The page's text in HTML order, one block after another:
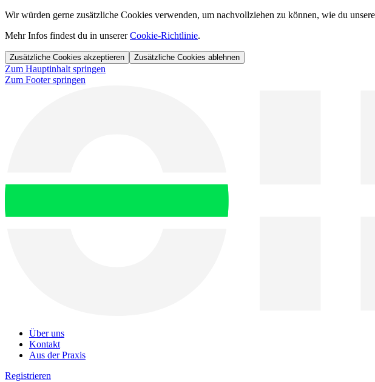
Wir würden gerne zusätzliche Cookies verwenden, um nachvollziehen zu können, wie du
Mehr Infos findest du in unsererCookie-Richtlinie.
Zusätzliche Cookies akzeptieren Zusätzliche Cookies ablehnen
Zum Hauptinhalt springen
Zum Footer springen
Über uns
Kontakt
Aus der Praxis
Registrieren